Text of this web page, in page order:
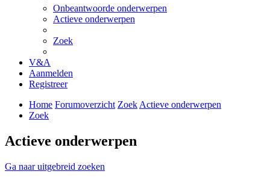
Onbeantwoorde onderwerpen
Actieve onderwerpen
Zoek
V&A
Aanmelden
Registreer
Home Forumoverzicht ZoekActieve onderwerpen
Zoek
Actieve onderwerpen
Ga naar uitgebreid zoeken